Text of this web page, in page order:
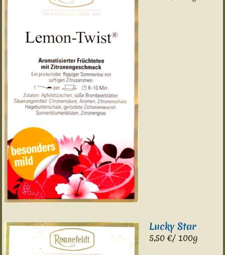
Lucky Star
5,50 €/ 100g